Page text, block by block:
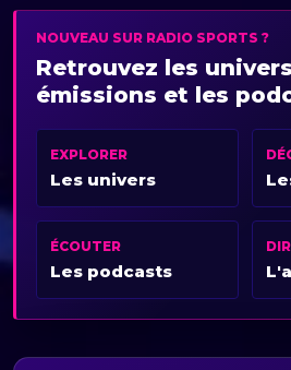
NOUVEAU SUR RADIO SPORTS ?
Retrouvez les
émissions et les
EXPLORER
Les univers
ÉCOUTER
Les podcasts